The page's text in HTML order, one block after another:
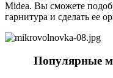
Midea. Вы сможете
гарнитура и сделать ее
Популярные